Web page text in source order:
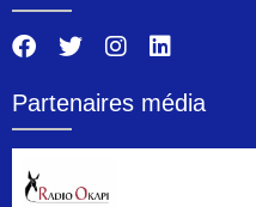
Partenaires média